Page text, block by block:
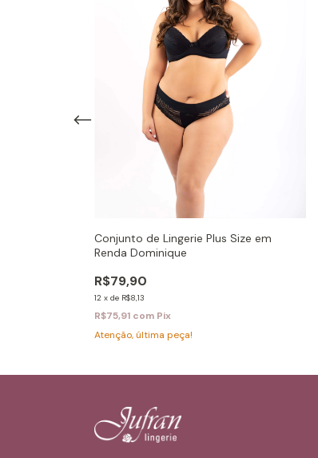
Conjunto de Lingerie Plus Size em
Renda Dominique
R$79,90
12 x de R$8,13
R$75,91 com Pix
Atenção, última peça!